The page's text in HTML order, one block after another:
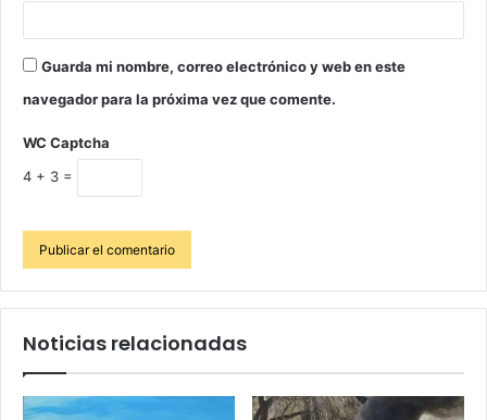
Guarda mi nombre, correo electrónico y web en este
navegador para la próxima vez que comente.
WC Captcha
4 + 3 =
Noticias relacionadas